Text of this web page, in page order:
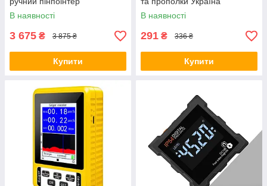
металодетектор
Помаранчевий
В наявності
3 675 ₴ 3 875 ₴
Купити
В наявності
291 ₴ 336 ₴
Купити